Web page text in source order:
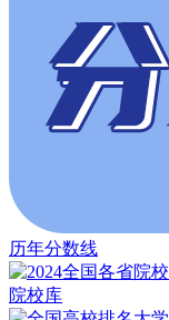
历年分数线
院校库